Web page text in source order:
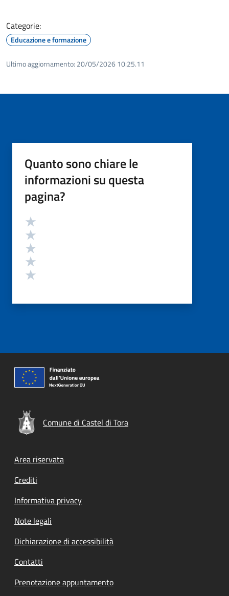
Categorie:
Educazione e formazione
Ultimo aggiornamento: 20/05/2026 10:25.11
Quanto sono chiare le
informazioni su questa
pagina?
Valutazione
Comune di Castel di Tora
Footer menu
Area riservata
Crediti
Informativa privacy
Note legali
Dichiarazione di accessibilità
Contatti
Prenotazione appuntamento